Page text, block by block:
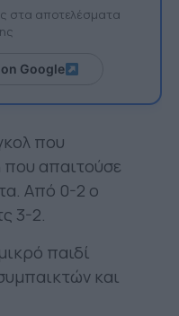
στα αποτελέσματα
Google
που
απαιτούσε
Από 0-2 ο
3-2.
παιδί
και